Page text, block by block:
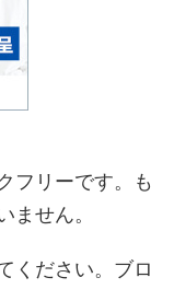
フリーです。も
ません。
ください。ブロ